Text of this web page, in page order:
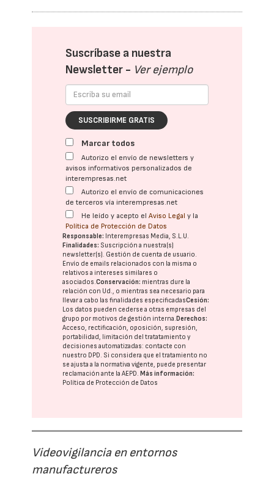
Suscríbase a nuestra
Newsletter - Ver ejemplo
SUSCRIBIRME GRATIS
Marcar todos
Autorizo el envío de newsletters y
avisos informativos personalizados de
interempresas.net
Autorizo el envío de comunicaciones
de terceros vía interempresas.net
He leído y acepto elAviso Legal y la
Política de Protección de Datos
Responsable: Interempresas Media, S.L.U.
Finalidades: Suscripción a nuestra(s)
newsletter(s). Gestión de cuenta de usuario.
Envío de emails relacionados con la misma o
relativos a intereses similares o
asociados.Conservación: mientras dure la
relación con Ud., o mientras sea necesario para
llevar a cabo las finalidades especificadasCesión:
Los datos pueden cederse a otras empresas del
grupo por motivos de gestión interna.Derechos:
Acceso, rectificación, oposición, supresión,
portabilidad, limitación del tratatamiento y
decisiones automatizadas: contacte con
nuestro DPD. Si considera que el tratamiento no
se ajusta a la normativa vigente, puede presentar
reclamación ante laAEPD.Más información:
Política de Protección de Datos
Videovigilancia en entornos
manufactureros